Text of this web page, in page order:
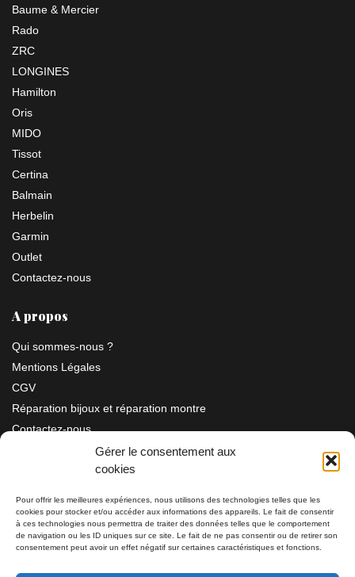
Gérer le consentement aux
cookies
Pour offrir les meilleures expériences, nous utilisons des technologies telles que les
cookies pour stocker et/ou accéder aux informations des appareils. Le fait de consentir
à ces technologies nous permettra de traiter des données telles que le comportement
de navigation ou les ID uniques sur ce site. Le fait de ne pas consentir ou de retirer son
consentement peut avoir un effet négatif sur certaines caractéristiques et fonctions.
Baume & Mercier
Rado
ZRC
LONGINES
Hamilton
Oris
MIDO
Tissot
Certina
Balmain
Herbelin
Garmin
Outlet
Contactez-nous
A propos
Qui sommes-nous ?
Mentions Légales
CGV
Réparation bijoux et réparation montre
Contactez-nous
Information
Bijouterie SIAUD11 rue Masséna 06000 NICE